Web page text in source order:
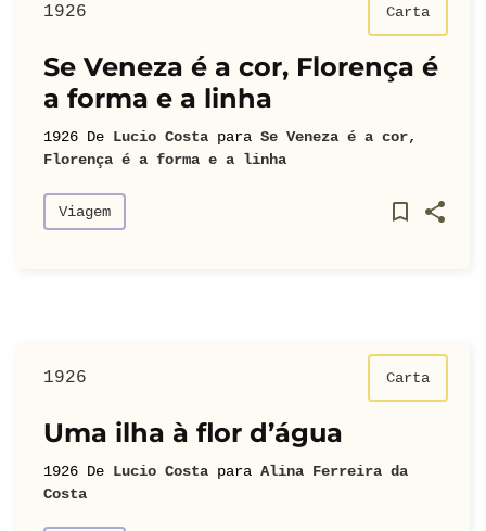
1926 Carta
Se Veneza é a cor, Florença é
a forma e a linha
1926 De Lucio Costa para Se Veneza é a cor,
Florença é a forma e a linha
Viagem
1926 Carta
Uma ilha à flor d’água
1926 De Lucio Costa para Alina Ferreira da
Costa